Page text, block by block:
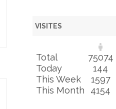
VISITES
Total 75074
Today
144
This Week
1597
This Month
4154